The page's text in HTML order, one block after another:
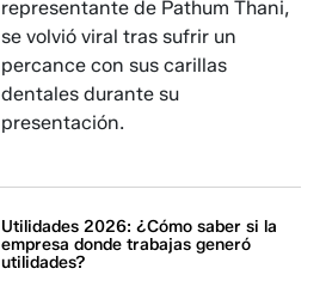
representante de Pathum Thani,
se volvió viral tras sufrir un
percance con sus carillas
dentales durante su
presentación.
Utilidades 2026: ¿Cómo saber si la
empresa donde trabajas generó
utilidades?